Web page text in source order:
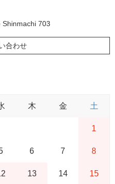
Shinmachi 703
合わせ
木 金 土
1
6 7 8
13 14 15